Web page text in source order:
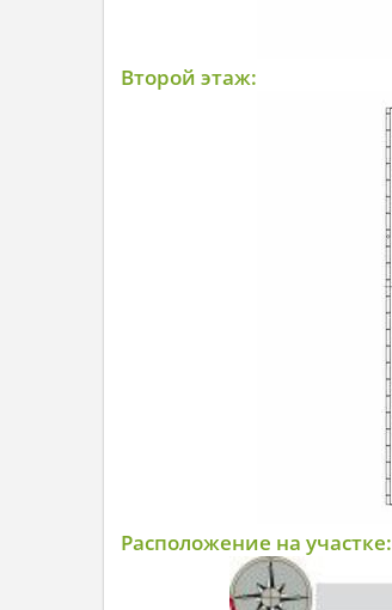
Второй этаж:
Расположение на участке: